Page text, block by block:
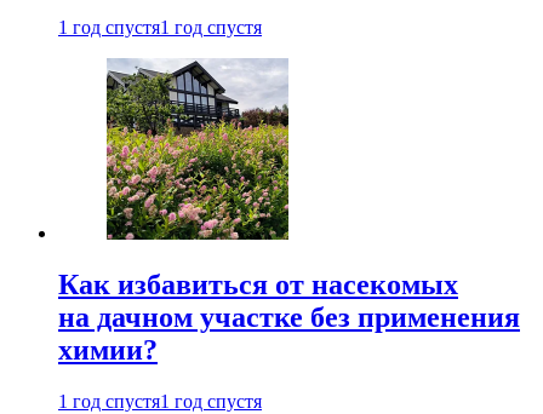
1 год спустя1 год спустя
Как избавиться от насекомых
на дачном участке без применения
химии?
1 год спустя1 год спустя